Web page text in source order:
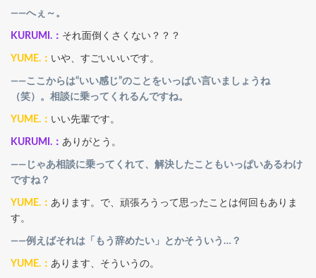
――へぇ～。
KURUMI.： それ面倒くさくない？？？
YUME.： いや、すごいいいです。
――ここからは“いい感じ”のことをいっぱい言いましょうね
（笑）。相談に乗ってくれるんですね。
YUME.： いい先輩です。
KURUMI.： ありがとう。
――じゃあ相談に乗ってくれて、解決したこともいっぱいあるわけ
ですね？
YUME.： あります。で、頑張ろうって思ったことは何回もありま
す。
――例えばそれは「もう辞めたい」とかそういう…？
YUME.： あります、そういうの。